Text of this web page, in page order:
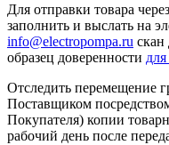
Для отправки товара
заполнить и выслать на
info@electropompa.ru скан
образец доверенности
Отследить перемещение
Поставщиком
Покупателя) копии
рабочий день после